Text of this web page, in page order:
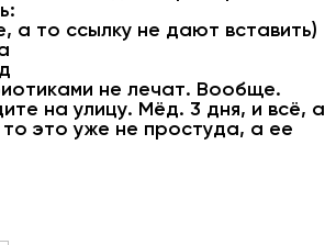
а то ссылку не дают вставить)
не лечат. Вообще.
на улицу. Мёд. 3 дня, и всё, а
то это уже не простуда, а ее